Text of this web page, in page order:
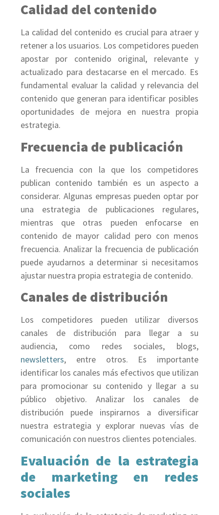
Calidad del contenido
La calidad del contenido es crucial para atraer y
retener a los usuarios. Los competidores pueden
apostar por contenido original, relevante y
actualizado para destacarse en el mercado. Es
fundamental evaluar la calidad y relevancia del
contenido que generan para identificar posibles
oportunidades de mejora en nuestra propia
estrategia.
Frecuencia de publicación
La frecuencia con la que los competidores
publican contenido también es un aspecto a
considerar. Algunas empresas pueden optar por
una estrategia de publicaciones regulares,
mientras que otras pueden enfocarse en
contenido de mayor calidad pero con menos
frecuencia. Analizar la frecuencia de publicación
puede ayudarnos a determinar si necesitamos
ajustar nuestra propia estrategia de contenido.
Canales de distribución
Los competidores pueden utilizar diversos
canales de distribución para llegar a su
audiencia, como redes sociales, blogs,
newsletters, entre otros. Es importante
identificar los canales más efectivos que utilizan
para promocionar su contenido y llegar a su
público objetivo. Analizar los canales de
distribución puede inspirarnos a diversificar
nuestra estrategia y explorar nuevas vías de
comunicación con nuestros clientes potenciales.
Evaluación de la estrategia
de marketing en redes
sociales